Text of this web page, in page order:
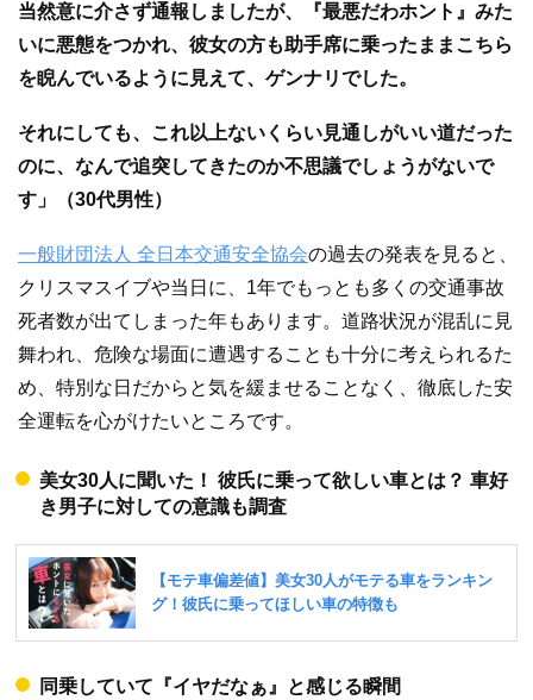
当然意に介さず通報しましたが、『最悪だわホント』みた
いに悪態をつかれ、彼女の方も助手席に乗ったままこちら
を睨んでいるように見えて、ゲンナリでした。
それにしても、これ以上ないくらい見通しがいい道だった
のに、なんで追突してきたのか不思議でしょうがないで
す」（30代男性）
一般財団法人 全日本交通安全協会の過去の発表を見ると、
クリスマスイブや当日に、1年でもっとも多くの交通事故
死者数が出てしまった年もあります。道路状況が混乱に見
舞われ、危険な場面に遭遇することも十分に考えられるた
め、特別な日だからと気を緩ませることなく、徹底した安
全運転を心がけたいところです。
美女30人に聞いた！ 彼氏に乗って欲しい車とは？ 車好
き男子に対しての意識も調査
同乗していて『イヤだなぁ』と感じる瞬間